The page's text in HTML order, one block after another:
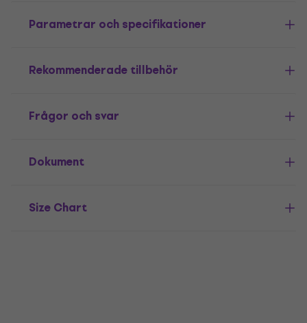
Parametrar och specifikationer
Rekommenderade tillbehör
Frågor och svar
Dokument
Size Chart